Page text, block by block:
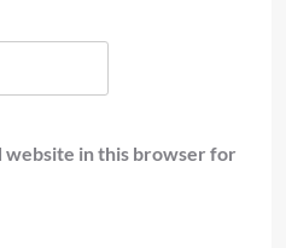
website in this browser for